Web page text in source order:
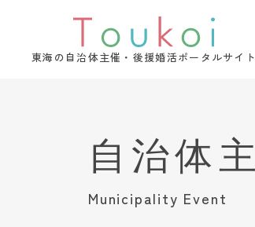
東海の自治体主催・後援婚活ポータルサイト
Municipality Event